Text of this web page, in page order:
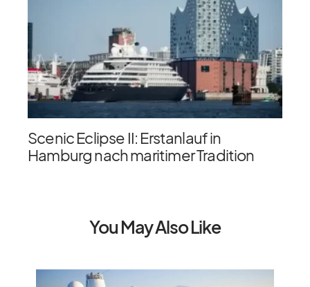
Scenic Eclipse II: Erstanlauf in
Hamburg nach maritimer Tradition
You May Also Like